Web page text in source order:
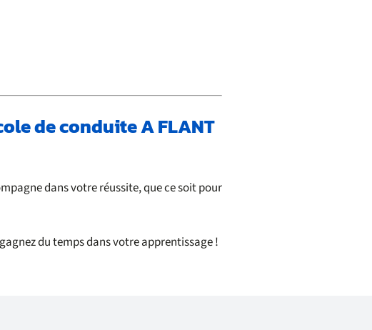
de conduite A FLANT
dans votre réussite, que ce soit pour
du temps dans votre apprentissage !